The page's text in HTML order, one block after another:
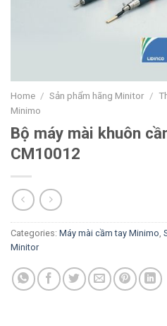
Home / Sản phẩm hãng Minitor /
Minimo
Bộ máy mài khuôn
CM10012
Categories: Máy mài cầm tay Minimo,
Minitor